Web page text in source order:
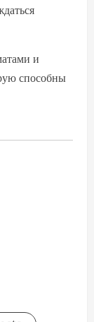
и
способны